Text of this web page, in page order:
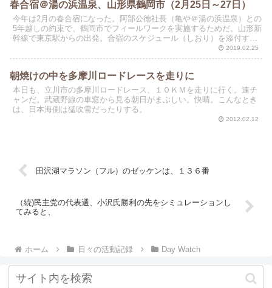
春合宿＠湯の浜温泉、山形県鶴岡市（2月25日～27日）
今年は2月の春合宿になった。阿部公徳社長（亀や＠湯の浜温泉）との
5年越しの約束で、鶴岡市でフィールワークを実施するためだ。山形新
幹線で東京駅からの出発。合宿のスケジュール（しおり）を添付す
る。お寺（禅寺？）と水族館（くらげで有名）が議論のテ... 2019.02.25
朝焼けの中を多摩川ロードレースを走りに
本日も、立川市の多摩川ロードレース、１０ＫＭを走りに行く。連チ
ャンだ。武蔵野線の車窓から見る朝日がまぶしい。快晴。こんなとき
は、日本海側は猛吹雪だったりする。
2012.02.12
田沢湖マラソン（フル）のゼッケンは、１３６番
（続)民主党の代表選、小沢氏勝利の先をシミュレーションし
てみると、
ホーム 日々の活動記録 Day Watch